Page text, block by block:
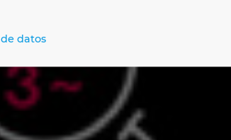
datos